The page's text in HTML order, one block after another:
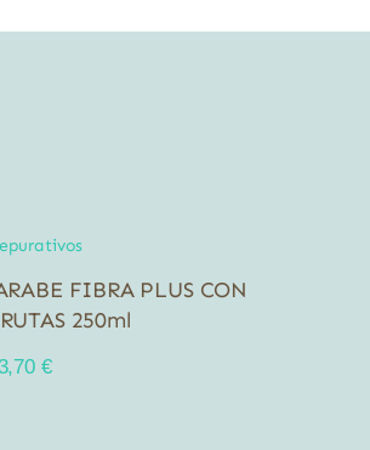
FIBRA PLUS CON
250ml
€